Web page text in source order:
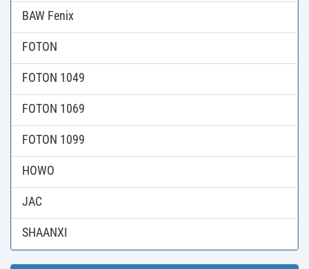
BAW Fenix
FOTON
FOTON 1049
FOTON 1069
FOTON 1099
HOWO
JAC
SHAANXI